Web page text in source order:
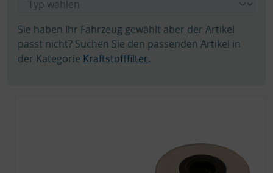
Sie haben Ihr Fahrzeug gewählt aber der Artikel
passt nicht? Suchen Sie den passenden Artikel in
der Kategorie Kraftstofffilter.